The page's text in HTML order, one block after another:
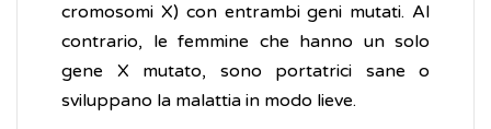
cromosomi X) con entrambi geni mutati. Al
contrario, le femmine che hanno un solo
gene X mutato, sono portatrici sane o
sviluppano la malattia in modo lieve.